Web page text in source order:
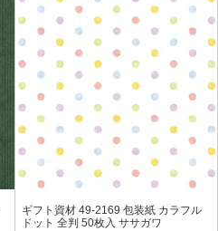
ギフト資材 49-2169 包装紙 カラフル
ドット 全判 50枚入 ササガワ